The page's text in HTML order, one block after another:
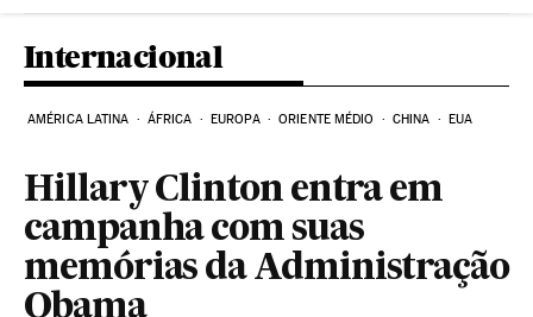
Internacional
AMÉRICA LATINA ÁFRICA EUROPA ORIENTE MÉDIO CHINA EUA
Hillary Clinton entra em
campanha com suas
memórias da Administração
Obama